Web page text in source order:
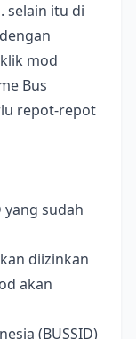
selain itu di
mod
Bus
repot-repot
yang sudah
diizinkan
akan
(BUSSID)